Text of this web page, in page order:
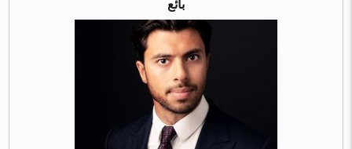
بائع